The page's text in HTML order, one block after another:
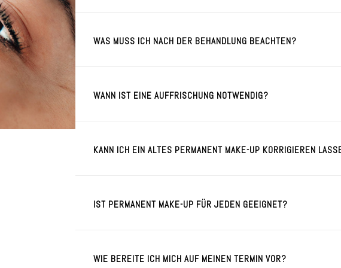
WAS MUSS ICH NACH DER BEHANDLUNG BEACHTEN?
WANN IST EINE AUFFRISCHUNG NOTWENDIG?
KANN ICH EIN ALTES PERMANENT MAKE-UP KORRIGIEREN
IST PERMANENT MAKE-UP FÜR JEDEN GEEIGNET?
WIE BEREITE ICH MICH AUF MEINEN TERMIN VOR?